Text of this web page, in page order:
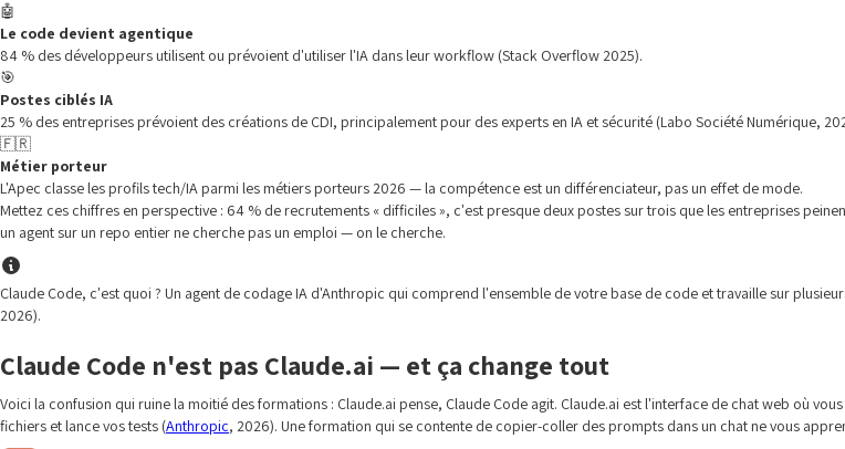
🤖
Le code devient agentique
84 % des développeurs utilisent ou prévoient d'utiliser l'IA dans leur workflow (Stack Overflow 2025).
🎯
Postes ciblés IA
25 % des entreprises prévoient des créations de CDI, principalement pour des experts en IA et sécurité (Labo Société Numérique,
🇫🇷
Métier porteur
L'Apec classe les profils tech/IA parmi les métiers porteurs 2026 — la compétence est un différenciateur, pas un effet de mode.
Mettez ces chiffres en perspective : 64 % de recrutements « difficiles », c'est presque deux postes sur trois que les entreprises
un agent sur un repo entier ne cherche pas un emploi — on le cherche.
Claude Code, c'est quoi ? Un agent de codage IA d'Anthropic qui comprend l'ensemble de votre base de code et travaille sur
2026).
Claude Code n'est pas Claude.ai — et ça change tout
Voici la confusion qui ruine la moitié des formations : Claude.ai pense, Claude Code agit. Claude.ai est l'interface de chat web où
fichiers et lance vos tests (Anthropic, 2026). Une formation qui se contente de copier-coller des prompts dans un chat ne vous